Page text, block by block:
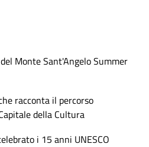
Monte Sant'Angelo Summer
racconta il percorso
della Cultura
i 15 anni UNESCO